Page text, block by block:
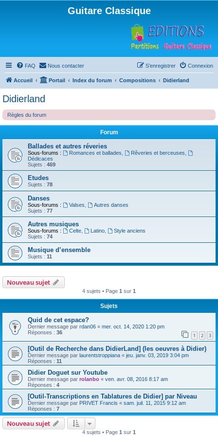
Guitare Classique
FAQ Nous contacter Connexion
S’enregistrer
Accueil Portail Index du forum Compositions Didierland
Didierland
Règles du forum
Forum
Ballades et autres réveries
Sous-forums : Romances et ballades Rêveries et berceuses
Dédicaces
Sujets : 469
Etudes
Sujets : 78
Danses
Sous-forums : Valses
Autres danses
Sujets : 77
Autres musiques
Sous-forums : Celte, Latino,
Style anciens
Sujets : 74
Musique d’ensemble
Sujets : 11
Nouveau sujet
4 sujets • Page 1 sur 1
Sujets
Quid de cet espace?
Dernier message par rdan06 « mer. oct. 14, 2020 1:20 pm
Réponses : 36 1 2 3
[Outil de Recherche dans DidierLand] (les oeuvres à Didier)
Dernier message par laurentstroppiana « jeu. janv. 03, 2019 3:04 pm
Réponses : 11
Didier Doguet sur Youtube
Dernier message par rolanbo « ven. avr. 08, 2016 8:17 am
Réponses : 4
[Outil-Transcriptions en Tablatures de Didier] par Niveau
Dernier message par PRIVET Francis « sam. juil. 11, 2015 9:12 am
Réponses : 7
Nouveau sujet
4 sujets • Page 1 sur 1